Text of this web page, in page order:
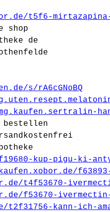
t5f6-mirtazapina-
shop
de
s/rA6cGNoBQ
bestellen
kup-pigu-ki-
t4f53670-
f53670-
kann-ich-